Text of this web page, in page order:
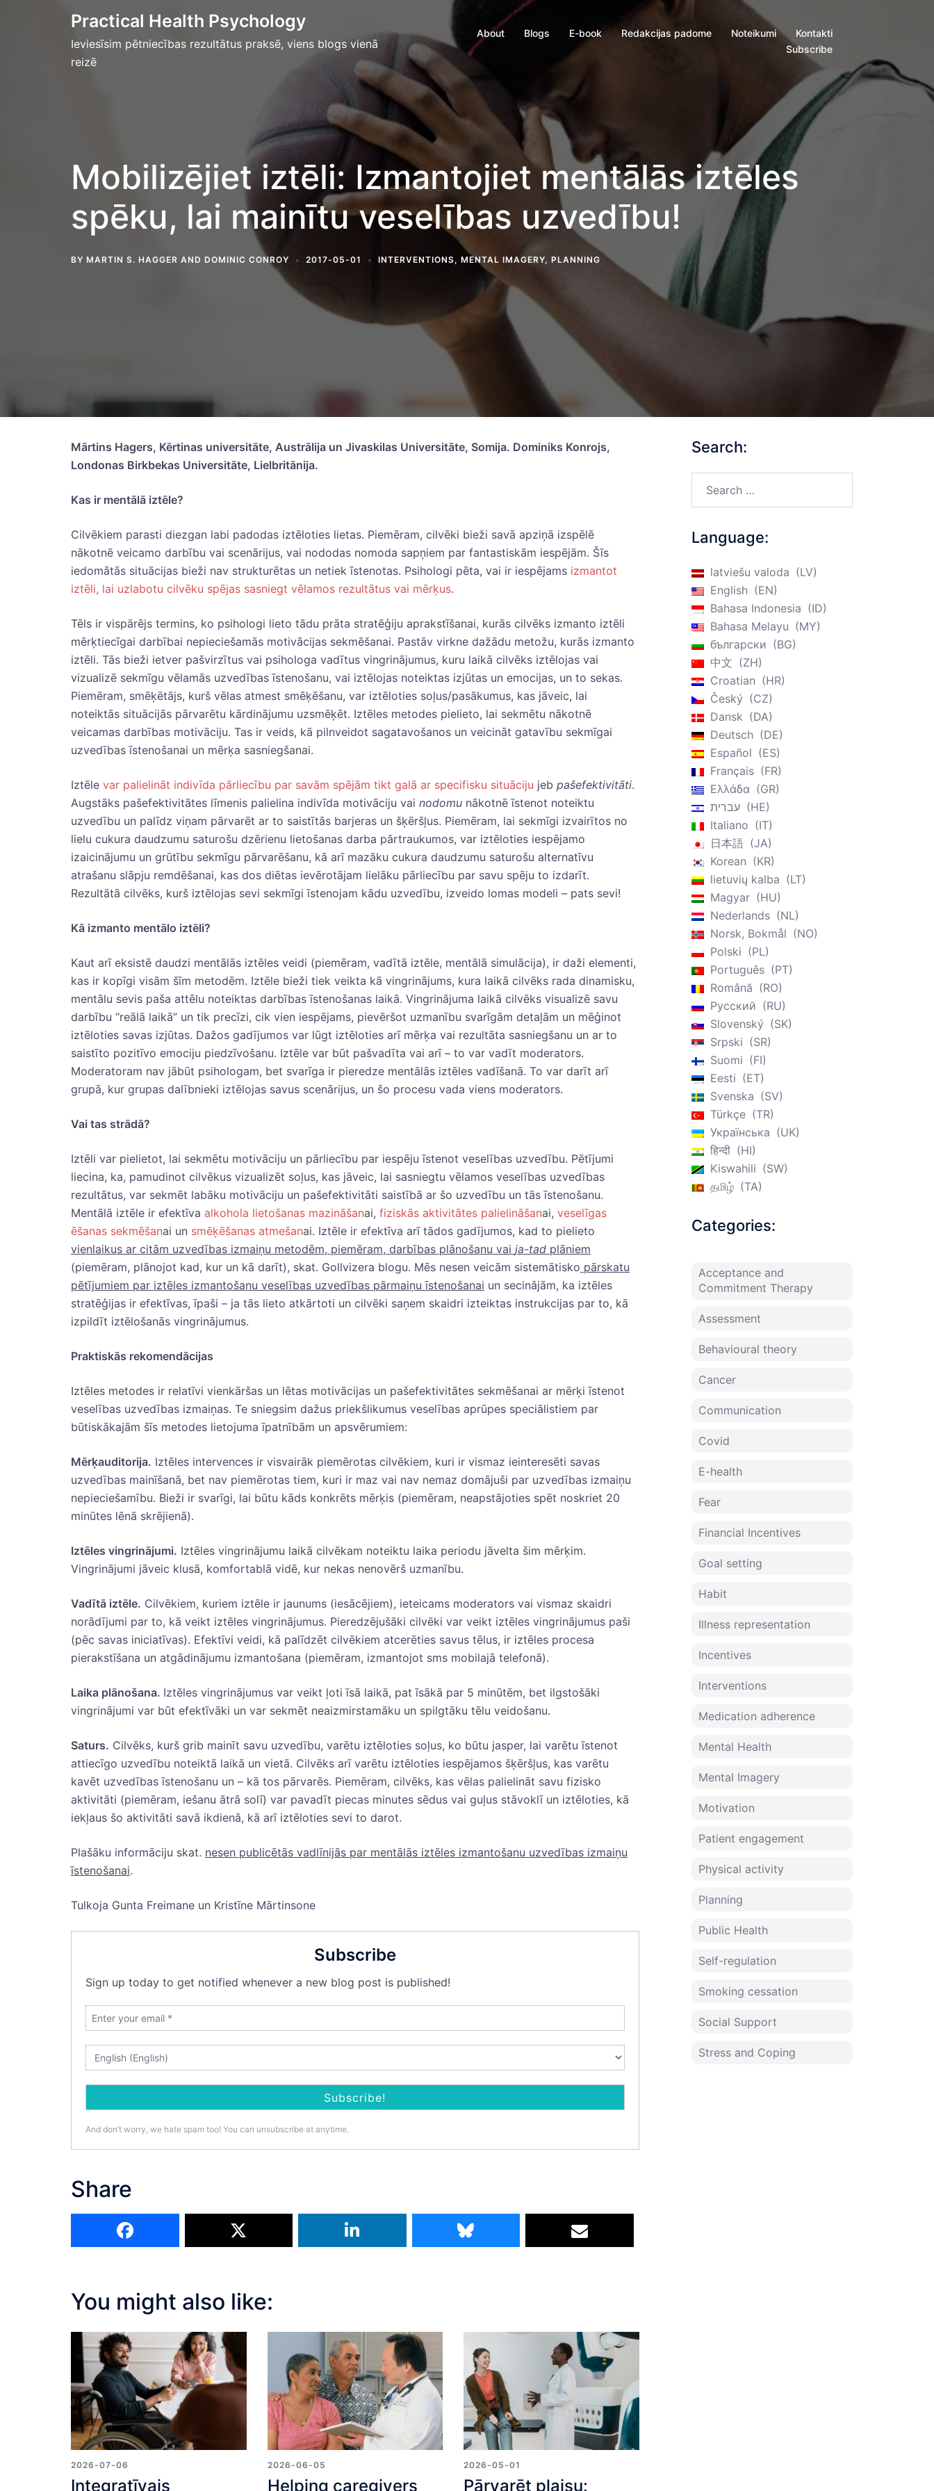
Practical Health Psychology
Ieviesīsim pētniecības rezultātus praksē, viens blogs vienā
reizē
About Blogs E-book Redakcijas padome Noteikumi
Kontakti
Subscribe
Mobilizējiet iztēli: Izmantojiet mentālās iztēles
spēku, lai mainītu veselības uzvedību!
BY MARTIN S. HAGGER AND DOMINIC CONROY 2017-05-01 INTERVENTIONS, MENTAL IMAGERY, PLANNING
Mārtins Hagers, Kērtinas universitāte, Austrālija un Jivaskilas Universitāte, Somija. Dominiks Konrojs,
Londonas Birkbekas Universitāte, Lielbritānija.
Kas ir mentālā iztēle?
Cilvēkiem parasti diezgan labi padodas iztēloties lietas. Piemēram, cilvēki bieži savā apziņā izspēlē
nākotnē veicamo darbību vai scenārijus, vai nododas nomoda sapņiem par fantastiskām iespējām. Šīs
iedomātās situācijas bieži nav strukturētas un netiek īstenotas. Psihologi pēta, vai ir iespējams izmantot
iztēli, lai uzlabotu cilvēku spējas sasniegt vēlamos rezultātus vai mērķus.
Tēls ir vispārējs termins, ko psihologi lieto tādu prāta stratēģiju aprakstīšanai, kurās cilvēks izmanto iztēli
mērķtiecīgai darbībai nepieciešamās motivācijas sekmēšanai. Pastāv virkne dažādu metožu, kurās izmanto
iztēli. Tās bieži ietver pašvirzītus vai psihologa vadītus vingrinājumus, kuru laikā cilvēks iztēlojas vai
vizualizē sekmīgu vēlamās uzvedības īstenošanu, vai iztēlojas noteiktas izjūtas un emocijas, un to sekas.
Piemēram, smēķētājs, kurš vēlas atmest smēķēšanu, var iztēloties soļus/pasākumus, kas jāveic, lai
noteiktās situācijās pārvarētu kārdinājumu uzsmēķēt. Iztēles metodes pielieto, lai sekmētu nākotnē
veicamas darbības motivāciju. Tas ir veids, kā pilnveidot sagatavošanos un veicināt gatavību sekmīgai
uzvedības īstenošanai un mērķa sasniegšanai.
Iztēle var palielināt indivīda pārliecību par savām spējām tikt galā ar specifisku situāciju jeb pašefektivitāti.
Augstāks pašefektivitātes līmenis palielina indivīda motivāciju vai nodomu nākotnē īstenot noteiktu
uzvedību un palīdz viņam pārvarēt ar to saistītās barjeras un šķēršļus. Piemēram, lai sekmīgi izvairītos no
lielu cukura daudzumu saturošu dzērienu lietošanas darba pārtraukumos, var iztēloties iespējamo
izaicinājumu un grūtību sekmīgu pārvarēšanu, kā arī mazāku cukura daudzumu saturošu alternatīvu
atrašanu slāpju remdēšanai, kas dos diētas ievērotājam lielāku pārliecību par savu spēju to izdarīt.
Rezultātā cilvēks, kurš iztēlojas sevi sekmīgi īstenojam kādu uzvedību, izveido lomas modeli – pats sevi!
Kā izmanto mentālo iztēli?
Kaut arī eksistē daudzi mentālās iztēles veidi (piemēram, vadītā iztēle, mentālā simulācija), ir daži elementi,
kas ir kopīgi visām šīm metodēm. Iztēle bieži tiek veikta kā vingrinājums, kura laikā cilvēks rada dinamisku,
mentālu sevis paša attēlu noteiktas darbības īstenošanas laikā. Vingrinājuma laikā cilvēks visualizē savu
darbību “reālā laikā” un tik precīzi, cik vien iespējams, pievēršot uzmanību svarīgām detaļām un mēģinot
iztēloties savas izjūtas. Dažos gadījumos var lūgt iztēloties arī mērķa vai rezultāta sasniegšanu un ar to
saistīto pozitīvo emociju piedzīvošanu. Iztēle var būt pašvadīta vai arī – to var vadīt moderators.
Moderatoram nav jābūt psihologam, bet svarīga ir pieredze mentālās iztēles vadīšanā. To var darīt arī
grupā, kur grupas dalībnieki iztēlojas savus scenārijus, un šo procesu vada viens moderators.
Vai tas strādā?
Iztēli var pielietot, lai sekmētu motivāciju un pārliecību par iespēju īstenot veselības uzvedību. Pētījumi
liecina, ka, pamudinot cilvēkus vizualizēt soļus, kas jāveic, lai sasniegtu vēlamos veselības uzvedības
rezultātus, var sekmēt labāku motivāciju un pašefektivitāti saistībā ar šo uzvedību un tās īstenošanu.
Mentālā iztēle ir efektīva alkohola lietošanas mazināšanai, fiziskās aktivitātes palielināšanai, veselīgas
ēšanas sekmēšanai un smēķēšanas atmešanai. Iztēle ir efektīva arī tādos gadījumos, kad to pielieto
vienlaikus ar citām uzvedības izmaiņu metodēm, piemēram, darbības plānošanu vai ja-tad plāniem
(piemēram, plānojot kad, kur un kā darīt), skat. Gollvizera blogu. Mēs nesen veicām sistemātisko pārskatu
pētījumiem par iztēles izmantošanu veselības uzvedības pārmaiņu īstenošanai un secinājām, ka iztēles
stratēģijas ir efektīvas, īpaši – ja tās lieto atkārtoti un cilvēki saņem skaidri izteiktas instrukcijas par to, kā
izpildīt iztēlošanās vingrinājumus.
Praktiskās rekomendācijas
Iztēles metodes ir relatīvi vienkāršas un lētas motivācijas un pašefektivitātes sekmēšanai ar mērķi īstenot
veselības uzvedības izmaiņas. Te sniegsim dažus priekšlikumus veselības aprūpes speciālistiem par
būtiskākajām šīs metodes lietojuma īpatnībām un apsvērumiem:
Mērķauditorija. Iztēles intervences ir visvairāk piemērotas cilvēkiem, kuri ir vismaz ieinteresēti savas
uzvedības mainīšanā, bet nav piemērotas tiem, kuri ir maz vai nav nemaz domājuši par uzvedības izmaiņu
nepieciešamību. Bieži ir svarīgi, lai būtu kāds konkrēts mērķis (piemēram, neapstājoties spēt noskriet 20
minūtes lēnā skrējienā).
Iztēles vingrinājumi. Iztēles vingrinājumu laikā cilvēkam noteiktu laika periodu jāvelta šim mērķim.
Vingrinājumi jāveic klusā, komfortablā vidē, kur nekas nenovērš uzmanību.
Vadītā iztēle. Cilvēkiem, kuriem iztēle ir jaunums (iesācējiem), ieteicams moderators vai vismaz skaidri
norādījumi par to, kā veikt iztēles vingrinājumus. Pieredzējušāki cilvēki var veikt iztēles vingrinājumus paši
(pēc savas iniciatīvas). Efektīvi veidi, kā palīdzēt cilvēkiem atcerēties savus tēlus, ir iztēles procesa
pierakstīšana un atgādinājumu izmantošana (piemēram, izmantojot sms mobilajā telefonā).
Laika plānošana. Iztēles vingrinājumus var veikt ļoti īsā laikā, pat īsākā par 5 minūtēm, bet ilgstošāki
vingrinājumi var būt efektīvāki un var sekmēt neaizmirstamāku un spilgtāku tēlu veidošanu.
Saturs. Cilvēks, kurš grib mainīt savu uzvedību, varētu iztēloties soļus, ko būtu jasper, lai varētu īstenot
attiecīgo uzvedību noteiktā laikā un vietā. Cilvēks arī varētu iztēloties iespējamos šķēršļus, kas varētu
kavēt uzvedības īstenošanu un – kā tos pārvarēs. Piemēram, cilvēks, kas vēlas palielināt savu fizisko
aktivitāti (piemēram, iešanu ātrā solī) var pavadīt piecas minutes sēdus vai guļus stāvoklī un iztēloties, kā
iekļaus šo aktivitāti savā ikdienā, kā arī iztēloties sevi to darot.
Plašāku informāciju skat. nesen publicētās vadlīnijās par mentālās iztēles izmantošanu uzvedības izmaiņu
īstenošanai.
Tulkoja Gunta Freimane un Kristīne Mārtinsone
Subscribe
Sign up today to get notified whenever a new blog post is published!
And don’t worry, we hate spam too! You can unsubscribe at anytime.
Share
You might also like:
2026-07-06
Integratīvais
2026-06-05
Helping caregivers
2026-05-01
Pārvarēt plaisu:
Search:
Language:
latviešu valoda
LV
English
EN
Bahasa Indonesia
ID
Bahasa Melayu
MY
български
BG
中文
ZH
Croatian
HR
Český
CZ
Dansk
DA
Deutsch
DE
Español
ES
Français
FR
Ελλάδα
GR
עברית
HE
Italiano
IT
日本語
JA
Korean
KR
lietuvių kalba
LT
Magyar
HU
Nederlands
NL
Norsk, Bokmål
NO
Polski
PL
Português
PT
Română
RO
Русский
RU
Slovenský
SK
Srpski
SR
Suomi
FI
Eesti
ET
Svenska
SV
Türkçe
TR
Українська
UK
हिन्दी
HI
Kiswahili
SW
தமிழ்
TA
Categories:
Acceptance and
Commitment Therapy
Assessment
Behavioural theory
Cancer
Communication
Covid
E-health
Fear
Financial Incentives
Goal setting
Habit
Illness representation
Incentives
Interventions
Medication adherence
Mental Health
Mental Imagery
Motivation
Patient engagement
Physical activity
Planning
Public Health
Self-regulation
Smoking cessation
Social Support
Stress and Coping